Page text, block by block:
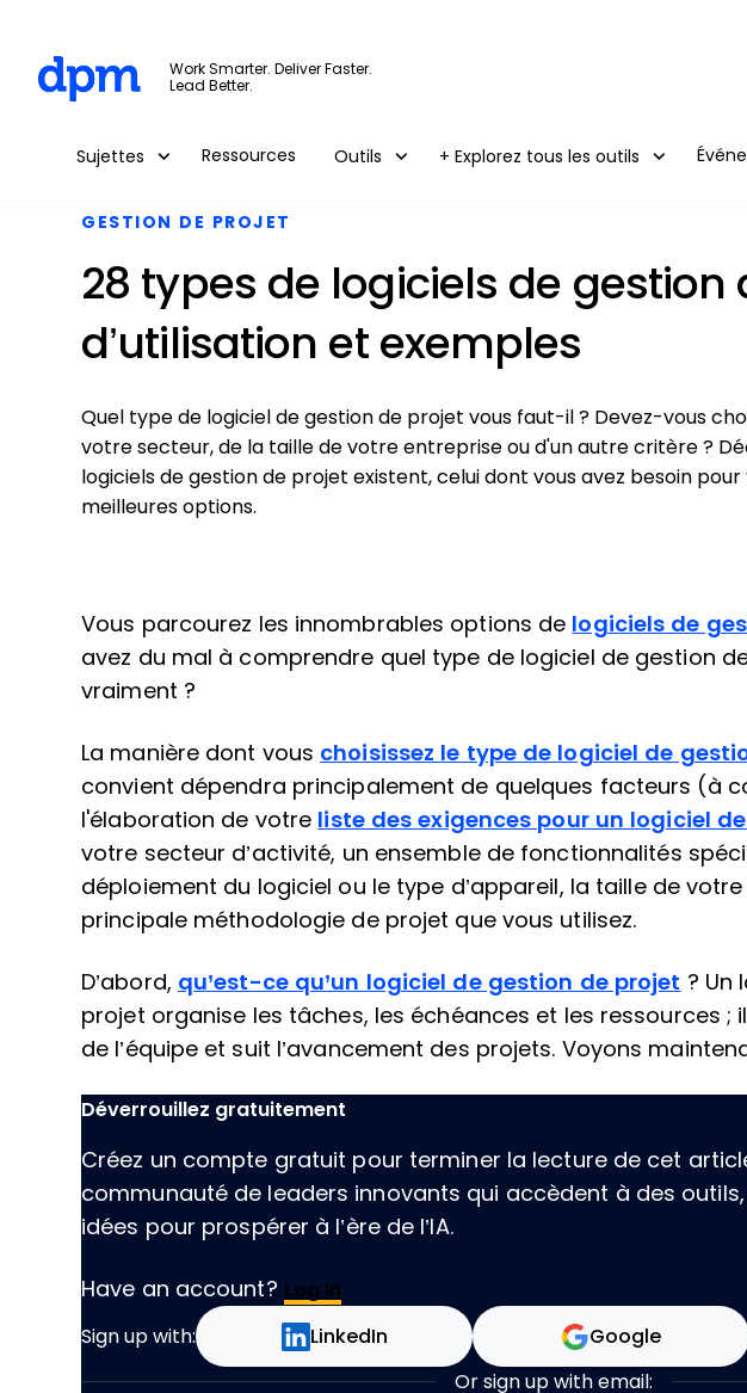
Skip to main content
Work Smarter. Deliver Faster.
Lead Better.
Sujettes Ressources Outils + Explorez tous les outils
GESTION DE PROJET
28 types de logiciels de gestion
d’utilisation et exemples
Quel type de logiciel de gestion de projet vous faut-il ? Devez-vous
votre secteur, de la taille de votre entreprise ou d'un autre critère ?
logiciels de gestion de projet existent, celui dont vous avez besoin
meilleures options.
Vous parcourez les innombrables options de logiciels de
avez du mal à comprendre quel type de logiciel de gestion
vraiment ?
La manière dont vous choisissez le type de logiciel de
convient dépendra principalement de quelques facteurs (à
l'élaboration de votre liste des exigences pour un logiciel
votre secteur d’activité, un ensemble de fonctionnalités
déploiement du logiciel ou le type d’appareil, la taille de
principale méthodologie de projet que vous utilisez.
D’abord, qu’est-ce qu’un logiciel de gestion de projet ? Un
projet organise les tâches, les échéances et les ressources ;
de l’équipe et suit l’avancement des projets. Voyons
Déverrouillez gratuitement
Créez un compte gratuit pour terminer la lecture de cet
communauté de leaders innovants qui accèdent à des
idées pour prospérer à l’ère de l’IA.
Have an account? Log In
Sign up with: LinkedIn Google
Or sign up with email: